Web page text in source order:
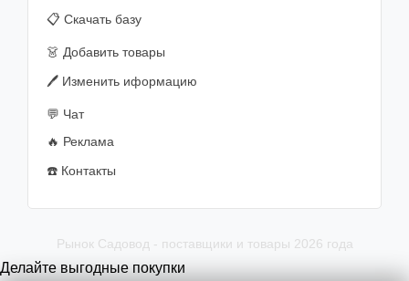
📋 Скачать базу
👗 Добавить товары
🖊️ Изменить иформацию
💬 Чат
🔥 Реклама
☎️ Контакты
Рынок Садовод - поставщики и товары 2026 года
Делайте выгодные покупки